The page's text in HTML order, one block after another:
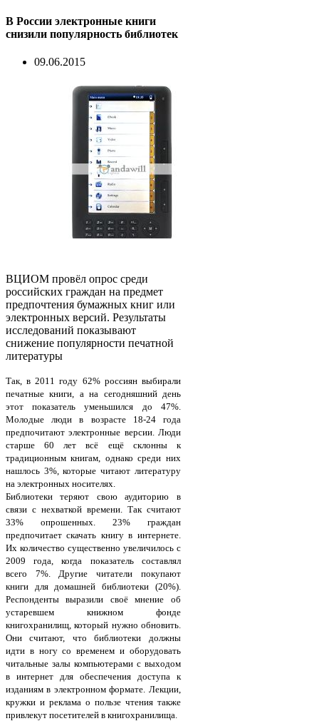
В России электронные книги
снизили популярность библиотек
09.06.2015
ВЦИОМ провёл опрос среди
российских граждан на предмет
предпочтения бумажных книг или
электронных версий. Результаты
исследований показывают
снижение популярности печатной
литературы
Так, в 2011 году 62% россиян выбирали
печатные книги, а на сегодняшний день
этот показатель уменьшился до 47%.
Молодые люди в возрасте 18-24 года
предпочитают электронные версии. Люди
старше 60 лет всё ещё склонны к
традиционным книгам, однако среди них
нашлось 3%, которые читают литературу
на электронных носителях.
Библиотеки теряют свою аудиторию в
связи с нехваткой времени. Так считают
33% опрошенных. 23% граждан
предпочитает скачать книгу в интернете.
Их количество существенно увеличилось с
2009 года, когда показатель составлял
всего 7%. Другие читатели покупают
книги для домашней библиотеки (20%).
Респонденты выразили своё мнение об
устаревшем книжном фонде
книгохранилищ, который нужно обновить.
Они считают, что библиотеки должны
идти в ногу со временем и оборудовать
читальные залы компьютерами с выходом
в интернет для обеспечения доступа к
изданиям в электронном формате. Лекции,
кружки и реклама о пользе чтения также
привлекут посетителей в книгохранилища.